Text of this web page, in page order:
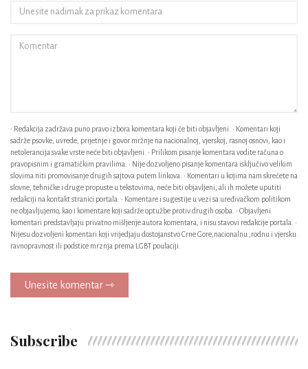
• Redakcija zadržava puno pravo izbora komentara koji će biti objavljeni. • Komentari koji
sadrže psovke, uvrede, prijetnje i govor mržnje na nacionalnoj, vjerskoj, rasnoj osnovi, kao i
netolerancija svake vrste neće biti objavljeni. • Prilikom pisanje komentara vodite računa o
pravopisnim i gramatičkim pravilima. • Nije dozvoljeno pisanje komentara isključivo velikim
slovima niti promovisanje drugih sajtova putem linkova. • Komentari u kojima nam skrećete na
slovne, tehničke i druge propuste u tekstovima, neće biti objavljeni, ali ih možete uputiti
redakciji na kontakt stranici portala. • Komentare i sugestije u vezi sa uređivačkom politikom
ne objavljujemo, kao i komentare koji sadrže optužbe protiv drugih osoba. • Objavljeni
komentari predstavljaju privatno mišljenje autora komentara, i nisu stavovi redakcije portala. •
Nijesu dozvoljeni komentari koji vrijedjaju dostojanstvo Crne Gore,nacionalnu ,rodnu i vjersku
ravnopravnost ili podstice mrznja prema LGBT poulaciji.
Unesite komentar ⇾
Subscribe